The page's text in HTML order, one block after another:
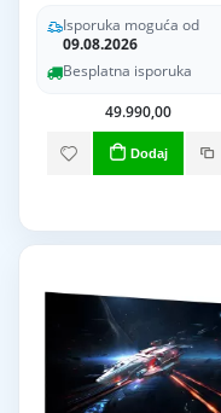
Isporuka moguća od
09.08.2026
Besplatna isporuka
49.990,00
Dodaj